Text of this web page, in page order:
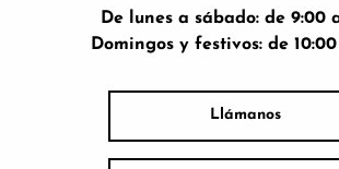
De lunes a sábado: de 9:00
Domingos y festivos: de 10:00
Llámanos